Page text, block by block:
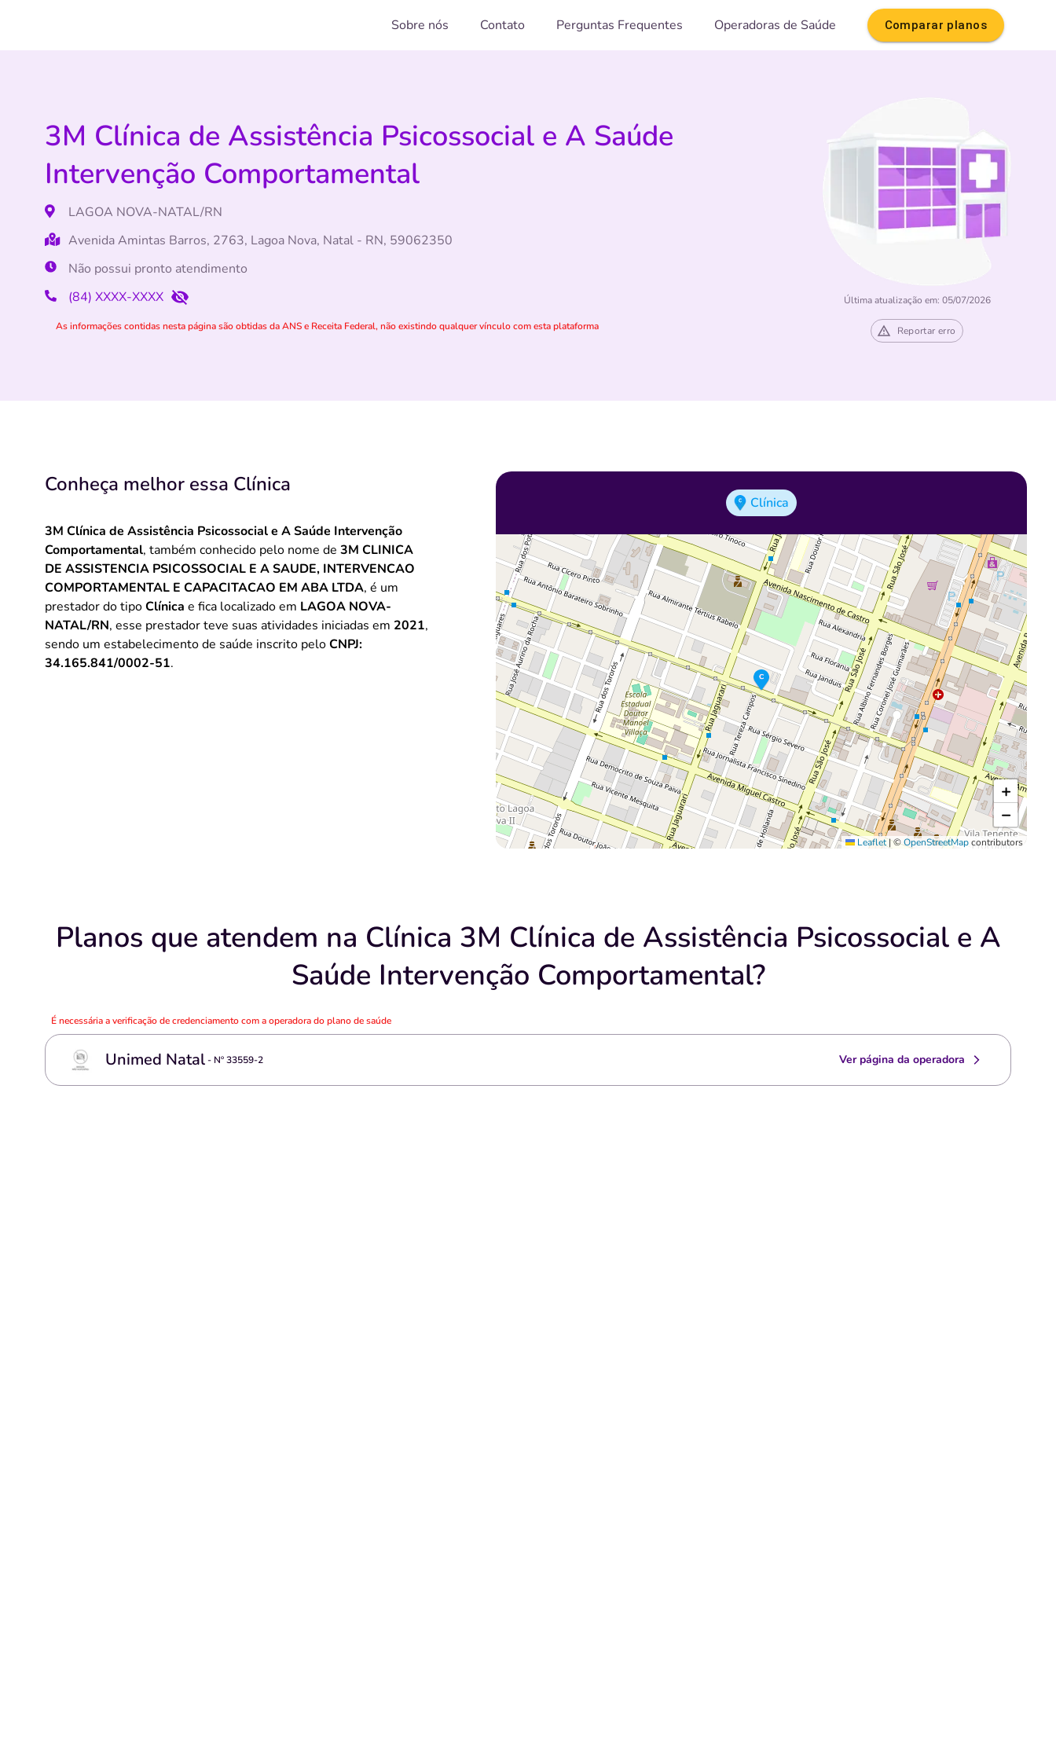
Sobre nós Contato Perguntas Frequentes Operadoras de Saúde Comparar planos
Última atualização em: 05/07/2026
Reportar erro
3M Clínica de Assistência Psicossocial e A Saúde
Intervenção Comportamental
LAGOA NOVA-NATAL/RN
Avenida Amintas Barros, 2763, Lagoa Nova, Natal - RN, 59062350
Não possui pronto atendimento
(84) XXXX-XXXX
As informações contidas nesta página são obtidas da ANS e Receita Federal, não existindo qualquer vínculo com esta plataforma
Conheça melhor essa Clínica
3M Clínica de Assistência Psicossocial e A Saúde Intervenção
Comportamental, também conhecido pelo nome de 3M CLINICA
DE ASSISTENCIA PSICOSSOCIAL E A SAUDE, INTERVENCAO
COMPORTAMENTAL E CAPACITACAO EM ABA LTDA, é um
prestador do tipoClínica e fica localizado em LAGOA NOVA-
NATAL/RN, esse prestador teve suas atividades iniciadas em 2021,
sendo um estabelecimento de saúde inscrito peloCNPJ:
34.165.841/0002-51.
Clínica
+
−
Leaflet |©OpenStreetMapcontributors
Planos que atendem na Clínica 3M Clínica de Assistência Psicossocial e A
Saúde Intervenção Comportamental?
É necessária a verificação de credenciamento com a operadora do plano de saúde
Unimed Natal- Nº33559-2 Ver página da operadora